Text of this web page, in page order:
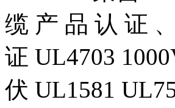
缆 产 品 认 证
证 UL4703
伏 UL1581